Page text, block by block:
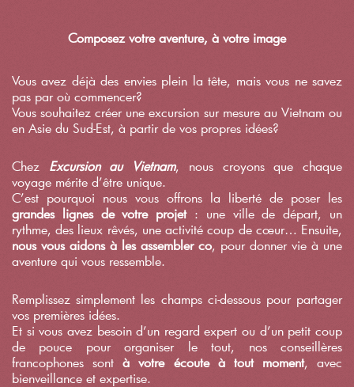
Composez votre aventure, à votre image
Vous avez déjà des envies plein la tête, mais vous ne savez
pas par où commencer?
Vous souhaitez créer une excursion sur mesure au Vietnam ou
en Asie du Sud-Est, à partir de vos propres idées?
Chez Excursion au Vietnam, nous croyons que chaque
voyage mérite d’être unique.
C’est pourquoi nous vous offrons la liberté de poser les
grandes lignes de votre projet: une ville de départ, un
rythme, des lieux rêvés, une activité coup de cœur… Ensuite,
nous vous aidons à les assembler co, pour donner vie à une
aventure qui vous ressemble.
Remplissez simplement les champs ci-dessous pour partager
vos premières idées.
Et si vous avez besoin d’un regard expert ou d’un petit coup
de pouce pour organiser le tout, nos conseillères
francophones sontà votre écoute à tout moment, avec
bienveillance et expertise.